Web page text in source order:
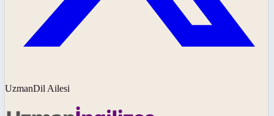
UzmanDil Ailesi